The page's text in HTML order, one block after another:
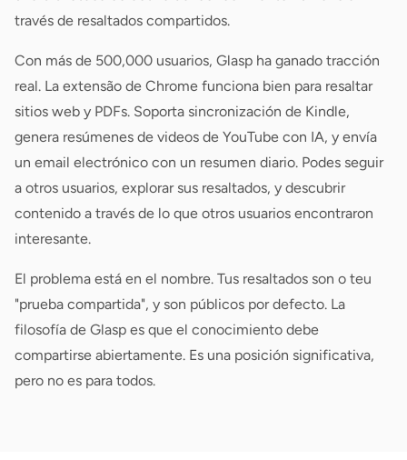
través de resaltados compartidos.
Con más de 500,000 usuarios, Glasp ha ganado tracción
real. La extensão de Chrome funciona bien para resaltar
sitios web y PDFs. Soporta sincronización de Kindle,
genera resúmenes de videos de YouTube con IA, y envía
un email electrónico con un resumen diario. Podes seguir
a otros usuarios, explorar sus resaltados, y descubrir
contenido a través de lo que otros usuarios encontraron
interesante.
El problema está en el nombre. Tus resaltados son o teu
"prueba compartida", y son públicos por defecto. La
filosofía de Glasp es que el conocimiento debe
compartirse abiertamente. Es una posición significativa,
pero no es para todos.